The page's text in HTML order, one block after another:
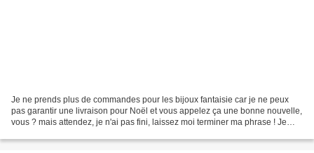
Je ne prends plus de commandes pour les bijoux fantaisie car je ne peux
pas garantir une livraison pour Noël et vous appelez ça une bonne nouvelle,
vous ? mais attendez, je n'ai pas fini, laissez moi terminer ma phrase ! Je